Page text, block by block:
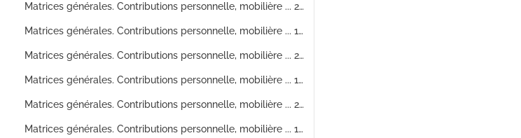
Matrices générales. Contributions personnelle, mobilière ... 2° division (ville)
Matrices générales. Contributions personnelle, mobilière ... 1ere division (ville)
Matrices générales. Contributions personnelle, mobilière ... 2° division (ville)
Matrices générales. Contributions personnelle, mobilière ... 1ere division (ville et banlieue)
Matrices générales. Contributions personnelle, mobilière ... 2° division (ville et banlieue)
Matrices générales. Contributions personnelle, mobilière ... 1ere division (ville et banlieue)